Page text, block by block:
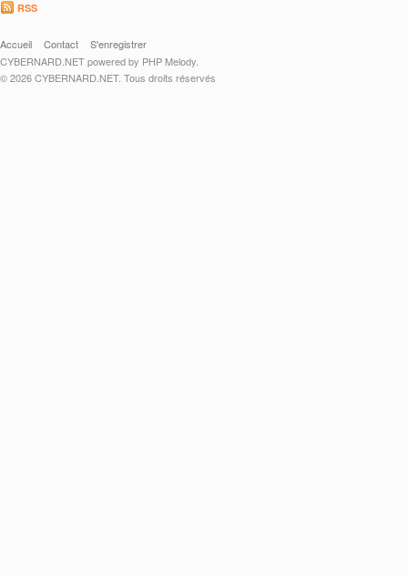
RSS
Accueil Contact
S'enregistrer
CYBERNARD.NET powered by PHP Melody.
© 2026 CYBERNARD.NET. Tous droits réservés